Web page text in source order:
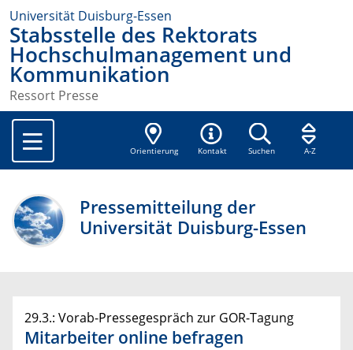
Universität Duisburg-Essen
Stabsstelle des Rektorats
Hochschulmanagement und
Kommunikation
Ressort Presse
Orientierung Kontakt Suchen A-Z
Pressemitteilung der
Universität Duisburg-Essen
29.3.: Vorab-Pressegespräch zur GOR-Tagung
Mitarbeiter online befragen